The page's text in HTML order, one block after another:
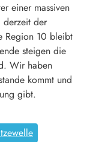
einer massiven
derzeit der
Region 10 bleibt
steigen die
Wir haben
kommt und
gibt.